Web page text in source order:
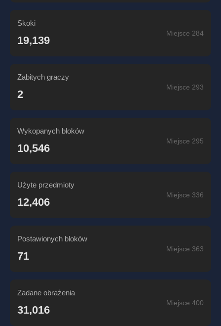
Skoki
19,139
Miejsce 284
Zabitych graczy
2
Miejsce 293
Wykopanych bloków
10,546
Miejsce 295
Użyte przedmioty
12,406
Miejsce 336
Postawionych bloków
71
Miejsce 363
Zadane obrażenia
31,016
Miejsce 400